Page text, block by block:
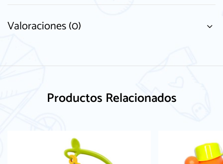
Valoraciones (0)
Productos Relacionados